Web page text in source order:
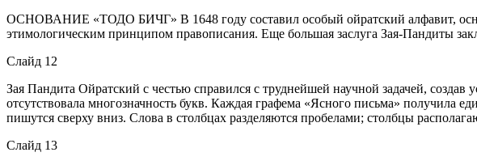
ОСНОВАНИЕ «ТОДО БИЧГ» В 1648 году составил особый ойратский алфавит,
этимологическим принципом правописания. Еще большая заслуга Зая-Пандиты
Слайд 12
Зая Пандита Ойратский с честью справился с труднейшей научной задачей,
отсутствовала многозначность букв. Каждая графема «Ясного письма» получила
пишутся сверху вниз. Слова в столбцах разделяются пробелами; столбцы
Слайд 13